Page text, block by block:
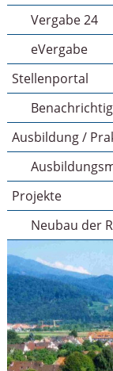
Vergabe 24
eVergabe
Stellenportal
Ausbildung /
Projekte
Neubau der